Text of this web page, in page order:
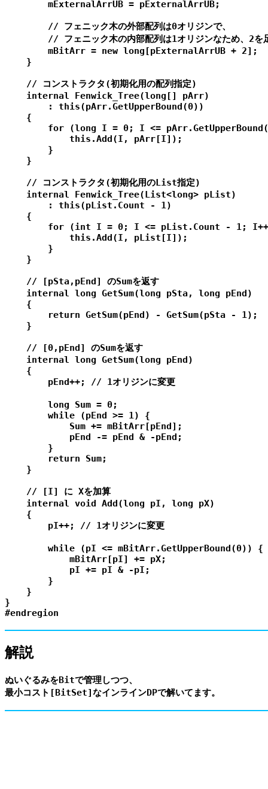
        mExternalArrUB = pExternalArrUB;
        // フェニック木の外部配列は0オリジンで、
// フェニック木の内部配列は1オリジンなため、2を
        mBitArr = new long[pExternalArrUB + 2];
    }
    // コンストラクタ(初期化用の配列指定)
    internal Fenwick_Tree(long[] pArr)
        : this(pArr.GetUpperBound(0))
    {
for (long I = 0; I <=
            this.Add(I, pArr[I]);
        }
    }
    // コンストラクタ(初期化用のList指定)
    internal Fenwick_Tree(List<long> pList)
        : this(pList.Count - 1)
    {
for (int I = 0; I <= pList.Count - 1;
            this.Add(I, pList[I]);
        }
    }
    // [pSta,pEnd] のSumを返す
    internal long GetSum(long pSta, long pEnd)
    {
        return GetSum(pEnd) - GetSum(pSta - 1);
    }
    // [0,pEnd] のSumを返す
    internal long GetSum(long pEnd)
    {
        pEnd++; // 1オリジンに変更
        long Sum = 0;
        while (pEnd >= 1) {
            Sum += mBitArr[pEnd];
            pEnd -= pEnd & -pEnd;
        }
        return Sum;
    }
    // [I] に Xを加算
    internal void Add(long pI, long pX)
    {
        pI++; // 1オリジンに変更
        while (pI <= mBitArr.GetUpperBound(0)) {
            mBitArr[pI] += pX;
            pI += pI & -pI;
        }
    }
}
解説
ぬいぐるみをBitで管理しつつ、